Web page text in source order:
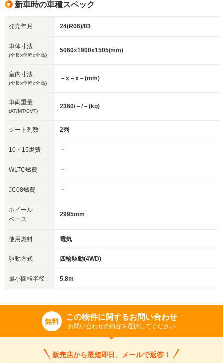
新車時の車種スペック
発売年月 24(R06)/03
車体寸法
(全長x全幅x全高)
5060x1900x1505(mm)
室内寸法
(全長x全幅x全高)
－x－x－(mm)
車両重量
(AT/MT/CVT)
2360/－/－(kg)
シート列数 2列
10・15燃費 －
WLTC燃費 －
JC08燃費 －
ホイール
ベース
2995mm
使用燃料 電気
駆動方式 四輪駆動(4WD)
最小回転半径 5.8m
無料 この物件に関するお問い合わせ
お問い合わせの内容を選択してください
販売店から最短即日、メールで返答！